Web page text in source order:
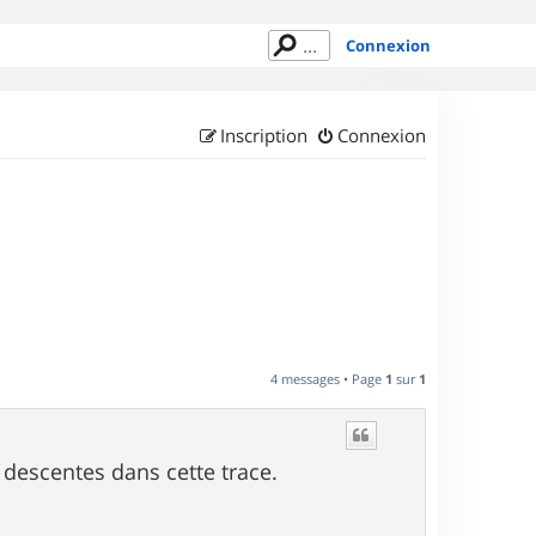
Connexion
Connexion
Inscription
4 messages • Page 1 sur 1
dans cette trace.